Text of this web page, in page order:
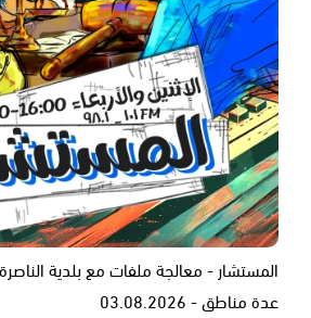
المستشار - معالجة ملفات مع بلدية
عدة مناطق - 03.08.2026